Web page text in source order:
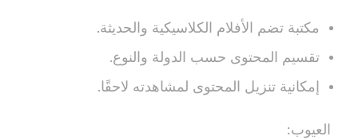
مكتبة تضم الأفلام الكلاسيكية والحديثة.
تقسيم المحتوى حسب الدولة والنوع.
إمكانية تنزيل المحتوى لمشاهدته لاحقًا.
العيوب: